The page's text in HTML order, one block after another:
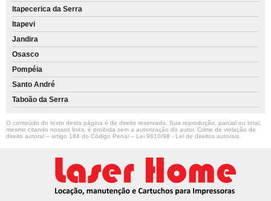
Itapecerica da Serra
Itapevi
Jandira
Osasco
Pompéia
Santo André
Taboão da Serra
O conteúdo do texto desta página é de direito reservado. Sua reprodução, parcial ou total,
mesmo citando nossos links, é proibida sem a autorização do autor. Crime de violação de
direito autoral – artigo 184 do Código Penal – Lei 9610/98 - Lei de direitos autorais